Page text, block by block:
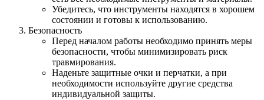
Убедитесь, что инструменты находятся в хорошем
состоянии и готовы к использованию.
Безопасность
Перед началом работы необходимо принять меры
безопасности, чтобы минимизировать риск
травмирования.
Наденьте защитные очки и перчатки, а при
необходимости используйте другие средства
индивидуальной защиты.